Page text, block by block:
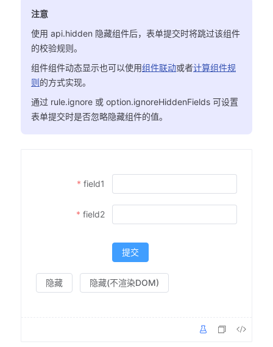
注意
使用 api.hidden 隐藏组件后，表单提交时将跳过该组件
的校验规则。
组件组件动态显示也可以使用组件联动或者计算组件规
则的方式实现。
通过 rule.ignore 或 option.ignoreHiddenFields 可设置
表单提交时是否忽略隐藏组件的值。
field1
field2
提交
隐藏 隐藏(不渲染DOM)